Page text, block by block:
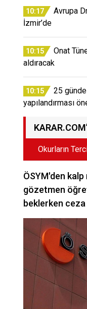
10:17
Avrupa
İzmir’de
10:15
Onat
aldıracak
10:15
25
yapılandırması
Okurların
ÖSYM'den
gözetmen
beklerken